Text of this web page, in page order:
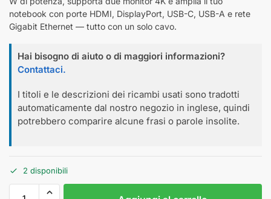
notebook con porte HDMI, DisplayPort, USB-C, USB-A e rete
Gigabit Ethernet — tutto con un solo cavo.
Hai bisogno di aiuto o di maggiori informazioni?
Contattaci.
I titoli e le descrizioni dei ricambi usati sono tradotti
automaticamente dal nostro negozio in inglese, quindi
potrebbero comparire alcune frasi o parole insolite.
2 disponibili